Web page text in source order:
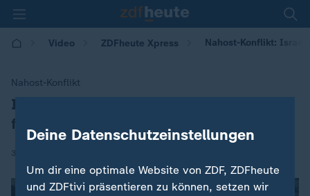
Video ZDFheute Xpress Nahost-Konflikt:
Nahost-Konflikt
:
Israel setzt Angriffe auf Gazastreifen
fort
31.08.2025 | 12:15
Deine Datenschutzeinstellungen
Um dir eine optimale Website von ZDF, ZDFheute
und ZDFtivi präsentieren zu können, setzen wir